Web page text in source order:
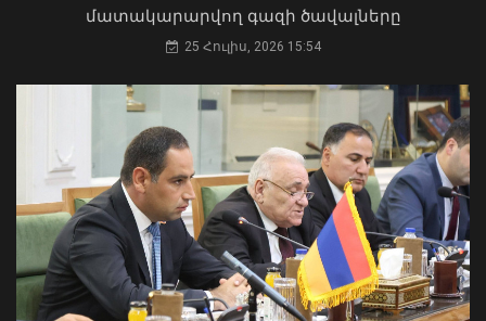
Ծովինար Թադևոսյանը պարգևատրել
է ծառայողական
պարտականությունները
բարեխղճորեն կատարած
ծառայողներին
06 Օգոստոս, 2026 20:17
31 Հուլիս, 2026 12:08
մատակարարվող գազի ծավալները
25 Հուլիս, 2026 15:54